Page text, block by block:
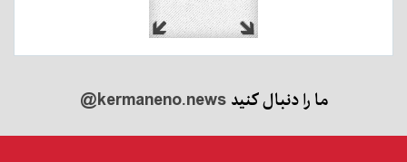
ما را دنبال کنید@kermaneno.news